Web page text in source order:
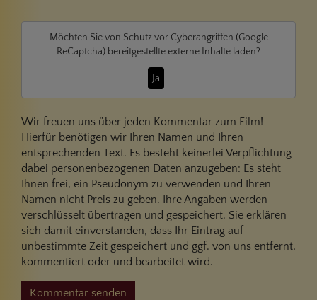
Möchten Sie von Schutz vor Cyberangriffen (Google
ReCaptcha) bereitgestellte externe Inhalte laden?
Ja
Wir freuen uns über jeden Kommentar zum Film!
Hierfür benötigen wir Ihren Namen und Ihren
entsprechenden Text. Es besteht keinerlei Verpflichtung
dabei personenbezogenen Daten anzugeben: Es steht
Ihnen frei, ein Pseudonym zu verwenden und Ihren
Namen nicht Preis zu geben. Ihre Angaben werden
verschlüsselt übertragen und gespeichert. Sie erklären
sich damit einverstanden, dass Ihr Eintrag auf
unbestimmte Zeit gespeichert und ggf. von uns entfernt,
kommentiert oder und bearbeitet wird.
Kommentar senden